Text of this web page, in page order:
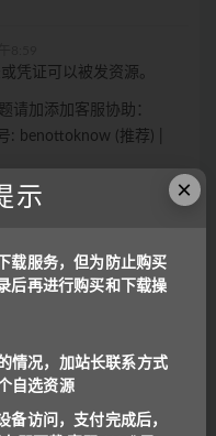
凭证可以被发资源。
请加添加客服协助：
: benottoknow (推荐) |
×
示
载服务，但为防止购买
后再进行购买和下载操
情况，加站长联系方式
自选资源
备访问，支付完成后，